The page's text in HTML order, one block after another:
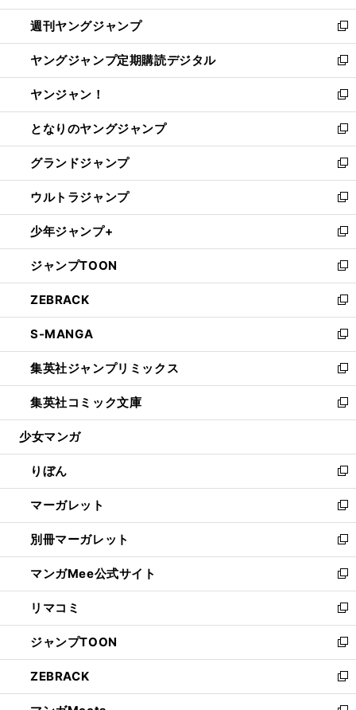
開
く
ウ
で
開
く
ン
ド
ウ
で
開
く
ウ
ィ
ン
ド
ウ
で
開
く
週刊ヤングジャンプ
新
し
い
ウ
ィ
ン
ド
ウ
で
開
く
ヤングジャンプ定期購読デジタル
新
し
い
ウ
ィ
ン
ド
ウ
で
開
く
ヤンジャン！
新
し
い
ウ
ィ
ン
ド
ウ
で
開
く
となりのヤングジャンプ
新
し
い
ウ
ィ
ン
ド
ウ
で
開
く
グランドジャンプ
新
し
い
ウ
ィ
ン
ド
ウ
で
開
く
ウルトラジャンプ
新
し
い
ウ
ィ
ン
ド
ウ
で
開
く
少年ジャンプ+
新
し
い
ウ
ィ
ン
ド
ウ
で
開
く
ジャンプTOON
新
し
い
ウ
ィ
ン
ド
ウ
で
開
ZEBRACK
新
し
い
ウ
ィ
ン
ド
ウ
開
く
S-MANGA
新
し
い
ウ
ィ
ン
ウ
で
開
く
集英社ジャンプリミックス
新
し
い
ウ
ン
ド
ウ
で
開
く
集英社コミック文庫
新
し
ウ
ィ
ン
ド
ウ
で
開
く
少女マンガ
りぼん
新
し
い
ウ
ィ
ン
ド
ウ
で
開
く
マーガレット
新
し
い
ウ
ィ
ン
ド
ウ
で
開
く
別冊マーガレット
新
し
い
ウ
ィ
ン
ド
ウ
で
開
マンガMee公式サイト
新
し
い
ウ
ィ
ン
ド
ウ
リマコミ
新
し
い
ウ
ィ
ン
ジャンプTOON
新
し
い
ウ
ZEBRACK
新
し